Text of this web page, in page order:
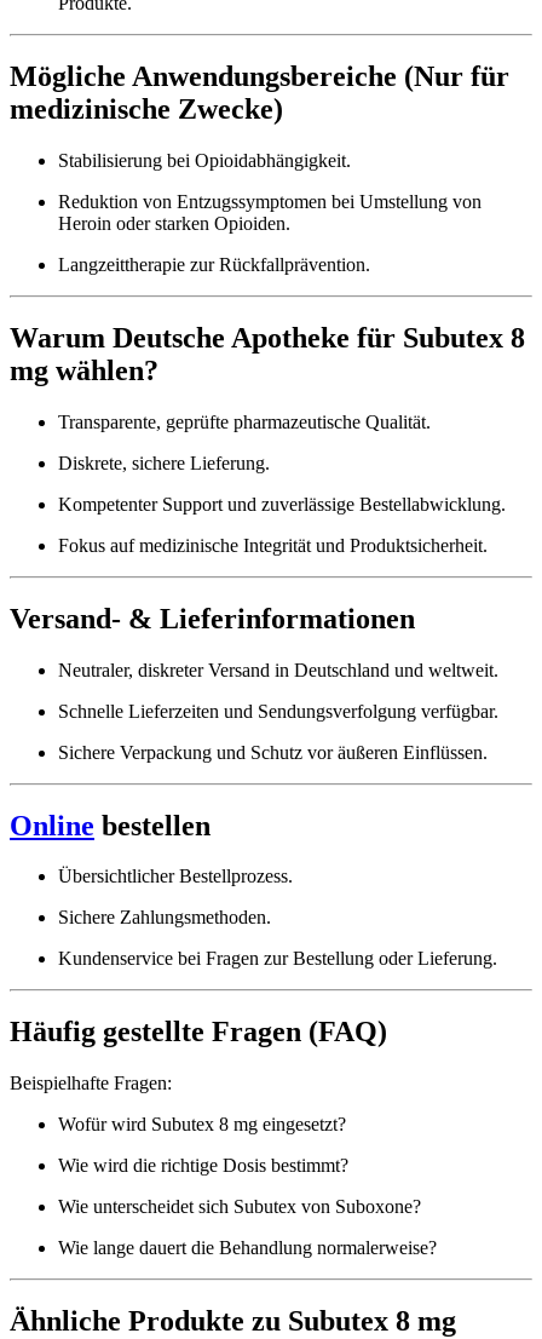
Mögliche Anwendungsbereiche (Nur für
medizinische Zwecke)
Stabilisierung bei Opioidabhängigkeit.
Reduktion von Entzugssymptomen bei Umstellung von
Heroin oder starken Opioiden.
Langzeittherapie zur Rückfallprävention.
Warum Deutsche Apotheke für Subutex 8
mg wählen?
Transparente, geprüfte pharmazeutische Qualität.
Diskrete, sichere Lieferung.
Kompetenter Support und zuverlässige Bestellabwicklung.
Fokus auf medizinische Integrität und Produktsicherheit.
Versand- & Lieferinformationen
Neutraler, diskreter Versand in Deutschland und weltweit.
Schnelle Lieferzeiten und Sendungsverfolgung verfügbar.
Sichere Verpackung und Schutz vor äußeren Einflüssen.
Online bestellen
Übersichtlicher Bestellprozess.
Sichere Zahlungsmethoden.
Kundenservice bei Fragen zur Bestellung oder Lieferung.
Häufig gestellte Fragen (FAQ)
Beispielhafte Fragen:
Wofür wird Subutex 8 mg eingesetzt?
Wie wird die richtige Dosis bestimmt?
Wie unterscheidet sich Subutex von Suboxone?
Wie lange dauert die Behandlung normalerweise?
Ähnliche Produkte zu Subutex 8 mg